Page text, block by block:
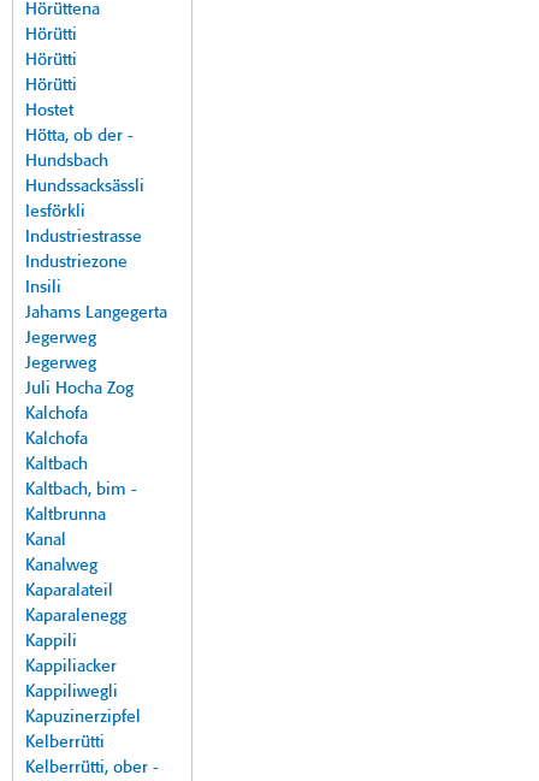
Hörüttena
Hörütti
Hörütti
Hörütti
Hostet
Hötta, ob der -
Hundsbach
Hundssacksässli
Iesförkli
Industriestrasse
Industriezone
Insili
Jahams Langegerta
Jegerweg
Jegerweg
Juli Hocha Zog
Kalchofa
Kalchofa
Kaltbach
Kaltbach, bim -
Kaltbrunna
Kanal
Kanalweg
Kaparalateil
Kaparalenegg
Kappili
Kappiliacker
Kappiliwegli
Kapuzinerzipfel
Kelberrütti
Kelberrütti, ober -